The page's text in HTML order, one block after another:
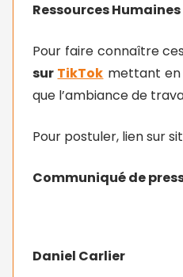
Ressources
Pour faire connaître
sur TikTok mettant en
que l’ambiance de
Pour postuler, lien sur
Communiqué de
Daniel Carlier